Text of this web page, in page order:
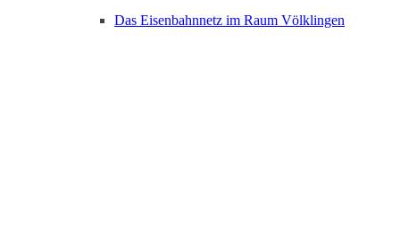
Das Eisenbahnnetz im Raum Völklingen